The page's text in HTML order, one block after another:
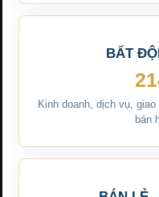
BẤT
Kinh doanh, dịch vụ,
bán